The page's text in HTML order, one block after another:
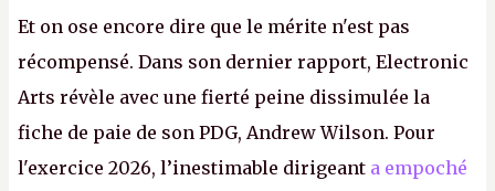
Et on ose encore dire que le mérite n'est pas
récompensé. Dans son dernier rapport, Electronic
Arts révèle avec une fierté peine dissimulée la
fiche de paie de son PDG, Andrew Wilson. Pour
l'exercice 2026, l’inestimable dirigeant a empoché